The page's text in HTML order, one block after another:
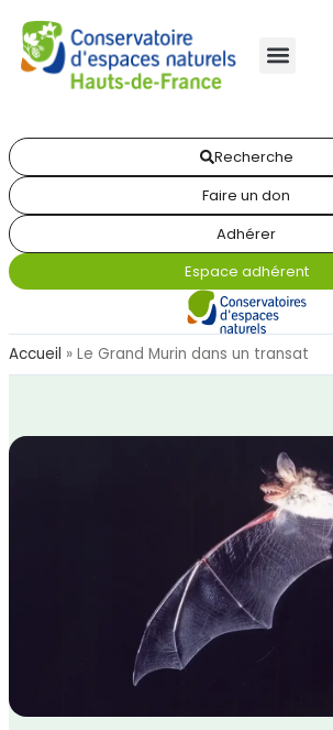
Recherche
Faire un don
Adhérer
Espace adhérent
Accueil » Le Grand Murin dans un transat